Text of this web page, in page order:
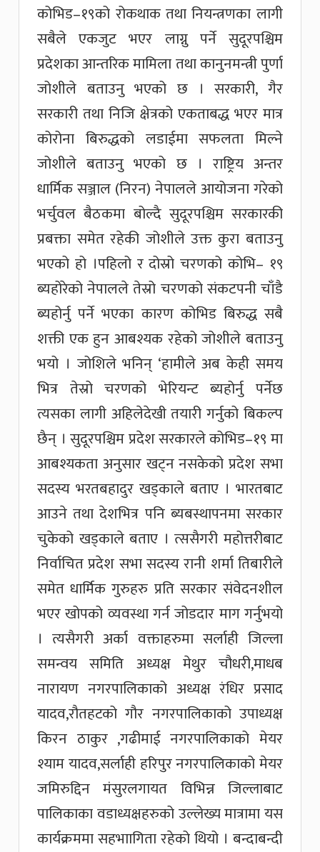
कोभिड–१९को रोकथाक तथा नियन्त्रणका लागी
सबैले एकजुट भएर लाग्नु पर्ने सुदूरपश्चिम
प्रदेशका आन्तरिक मामिला तथा कानुनमन्त्री पुर्णा
जोशीले बताउनु भएको छ । सरकारी, गैर
सरकारी तथा निजि क्षेत्रको एकताबद्ध भएर मात्र
कोरोना बिरुद्धको लडाईमा सफलता मिल्ने
जोशीले बताउनु भएको छ । राष्ट्रिय अन्तर
धार्मिक सञ्जाल (निरन) नेपालले आयोजना गरेको
भर्चुवल बैठकमा बोल्दै सुदूरपश्चिम सरकारकी
प्रबक्ता समेत रहेकी जोशीले उक्त कुरा बताउनु
भएको हो ।पहिलो र दोस्रो चरणको कोभि– १९
ब्यहोरेको नेपालले तेस्रो चरणको संकटपनी चाँडै
ब्यहोर्नु पर्ने भएका कारण कोभिड बिरुद्ध सबै
शक्ती एक हुन आबश्यक रहेको जोशीले बताउनु
भयो । जोशिले भनिन् ‘हामीले अब केही समय
भित्र तेस्रो चरणको भेरियन्ट ब्यहोर्नु पर्नेछ
त्यसका लागी अहिलेदेखी तयारी गर्नुको बिकल्प
छैन् । सुदूरपश्चिम प्रदेश सरकारले कोभिड–१९ मा
आबश्यकता अनुसार खट्न नसकेको प्रदेश सभा
सदस्य भरतबहादुर खड्काले बताए । भारतबाट
आउने तथा देशभित्र पनि ब्यबस्थापनमा सरकार
चुकेको खड्काले बताए । त्ससैगरी महोत्तरीबाट
निर्वाचित प्रदेश सभा सदस्य रानी शर्मा तिबारीले
समेत धार्मिक गुरुहरु प्रति सरकार संवेदनशील
भएर खोपको व्यवस्था गर्न जोडदार माग गर्नुभयो
। त्यसैगरी अर्का वक्ताहरुमा सर्लाही जिल्ला
समन्वय समिति अध्यक्ष मेथुर चौधरी,माधब
नारायण नगरपालिकाको अध्यक्ष रंधिर प्रसाद
यादव,रौतहटको गौर नगरपालिकाको उपाध्यक्ष
किरन ठाकुर ,गढीमाई नगरपालिकाको मेयर
श्याम यादव,सर्लाही हरिपुर नगरपालिकाको मेयर
जमिरुद्दिन मंसुरलगायत विभिन्न जिल्लाबाट
पालिकाका वडाध्यक्षहरुको उल्लेख्य मात्रामा यस
कार्यक्रममा सहभाागिता रहेको थियो । बन्दाबन्दी